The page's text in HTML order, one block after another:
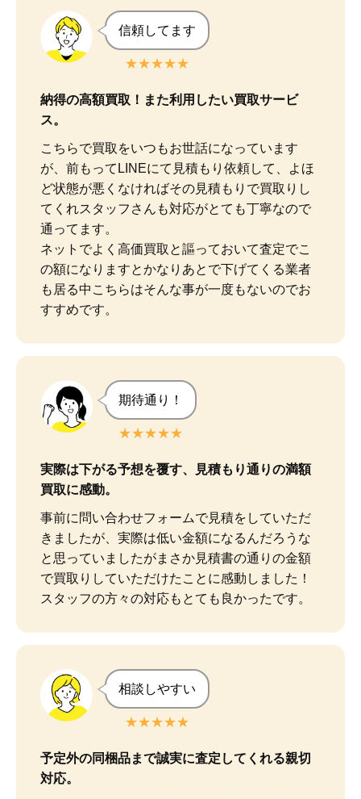
信頼してます
★★★★★
納得の高額買取！また利用したい買取サービ
ス。
こちらで買取をいつもお世話になっています
が、前もってLINEにて見積もり依頼して、よほ
ど状態が悪くなければその見積もりで買取りし
てくれスタッフさんも対応がとても丁寧なので
通ってます。
ネットでよく高価買取と謳っておいて査定でこ
の額になりますとかなりあとで下げてくる業者
も居る中こちらはそんな事が一度もないのでお
すすめです。
期待通り！
★★★★★
実際は下がる予想を覆す、見積もり通りの満額
買取に感動。
事前に問い合わせフォームで見積をしていただ
きましたが、実際は低い金額になるんだろうな
と思っていましたがまさか見積書の通りの金額
で買取りしていただけたことに感動しました！
スタッフの方々の対応もとても良かったです。
相談しやすい
★★★★★
予定外の同梱品まで誠実に査定してくれる親切
対応。